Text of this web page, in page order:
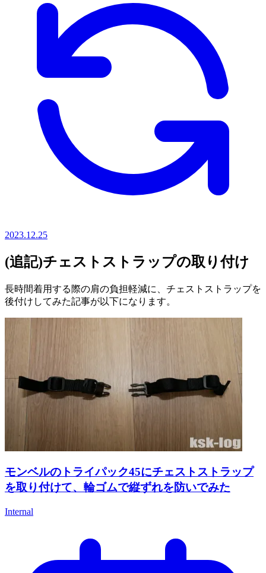
2023.12.25
(追記)チェストストラップの取り付け
長時間着用する際の肩の負担軽減に、チェストストラップを
後付けしてみた記事が以下になります。
モンベルのトライパック45にチェストストラップ
を取り付けて、輪ゴムで縦ずれを防いでみた
Internal